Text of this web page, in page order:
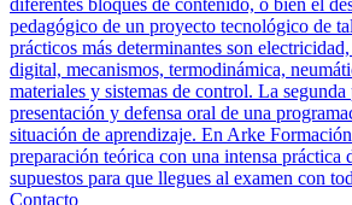
diferentes bloques de contenido, o bien el
pedagógico de un proyecto tecnológico de
prácticos más determinantes son
digital, mecanismos, termodinámica,
materiales y sistemas de control. La segunda
presentación y defensa oral de una
situación de aprendizaje. En Arke
preparación teórica con una intensa práctica
supuestos para que llegues al examen con
Contacto